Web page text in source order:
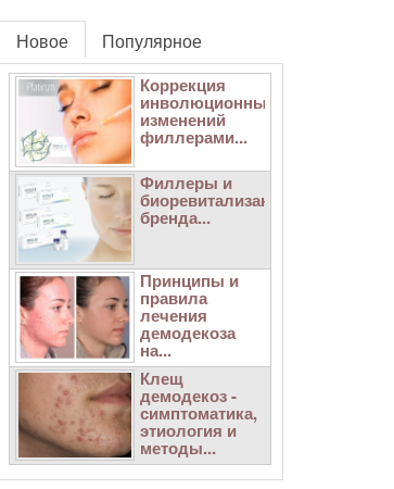
Новое Популярное
Коррекция
инволюционных
изменений
филлерами...
Филлеры и
биоревитализанты
бренда...
Принципы и
правила
лечения
демодекоза
на...
Клещ
демодекоз -
симптоматика,
этиология и
методы...